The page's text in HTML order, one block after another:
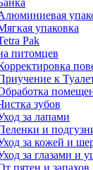
упаковка
Pak
питомцев
к
зубов
за лапами
и
за кожей и
за глазами и
пятен и запахов